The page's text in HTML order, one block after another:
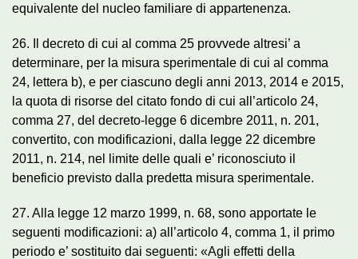
equivalente del nucleo familiare di appartenenza.
26. Il decreto di cui al comma 25 provvede altresi’ a
determinare, per la misura sperimentale di cui al comma
24, lettera b), e per ciascuno degli anni 2013, 2014 e 2015,
la quota di risorse del citato fondo di cui all’articolo 24,
comma 27, del decreto-legge 6 dicembre 2011, n. 201,
convertito, con modificazioni, dalla legge 22 dicembre
2011, n. 214, nel limite delle quali e’ riconosciuto il
beneficio previsto dalla predetta misura sperimentale.
27. Alla legge 12 marzo 1999, n. 68, sono apportate le
seguenti modificazioni: a) all’articolo 4, comma 1, il primo
periodo e’ sostituito dai seguenti: «Agli effetti della